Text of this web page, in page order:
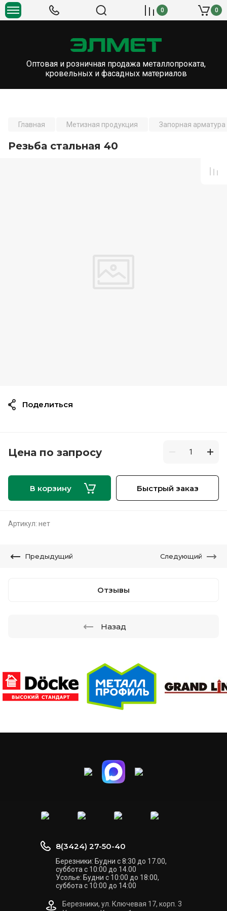
Оптовая и розничная продажа металлопроката,
кровельных и фасадных материалов
0 0
Главная Метизная продукция Запорная
Резьба стальная 40
Цена по запросу
В корзину Быстрый заказ
Артикул: нет
Поделиться
Предыдущий Следующий
Отзывы
Назад
8(3424) 27-50-40
Березники: Будни с 8:30 до 17.00,
суббота с 10:00 до 14.00
Усолье: Будни с 10:00 до 18:00,
суббота с 10:00 до 14:00
Березники, ул. Ключевая 17, корп. 3